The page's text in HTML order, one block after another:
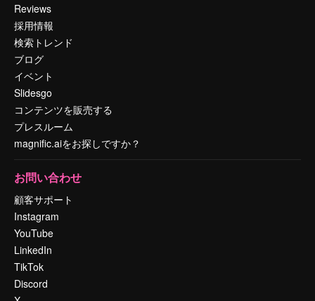
Reviews
採用情報
検索トレンド
ブログ
イベント
Slidesgo
コンテンツを販売する
プレスルーム
magnific.aiをお探しですか？
お問い合わせ
顧客サポート
Instagram
YouTube
LinkedIn
TikTok
Discord